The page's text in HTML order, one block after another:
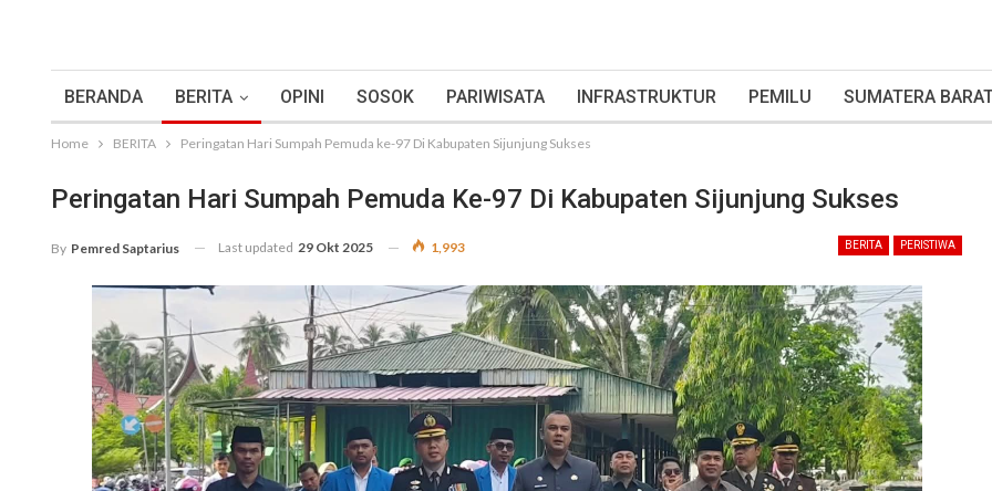
BERANDA BERITA OPINI SOSOK PARIWISATA INFRASTRUKTUR PEMILU SUMATERA
Home BERITA Peringatan Hari Sumpah Pemuda ke-97 Di Kabupaten Sijunjung Sukses
Peringatan Hari Sumpah Pemuda Ke-97 Di Kabupaten Sijunjung Sukses
BERITA PERISTIWA
By Pemred Saptarius Last updated 29 Okt 2025 1,993